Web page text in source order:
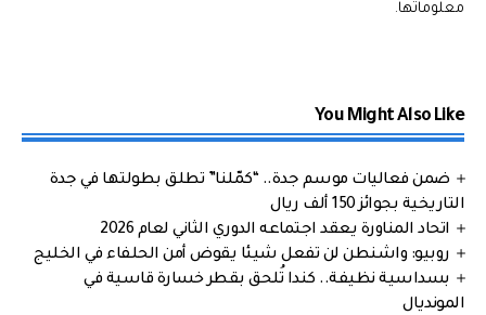
معلوماتها.
You Might Also Like
ضمن فعاليات موسم جدة.. “كمّلنا” تطلق بطولتها في جدة
التاريخية بجوائز 150 ألف ريال
اتحاد المناورة يعقد اجتماعه الدوري الثاني لعام 2026
روبيو: واشنطن لن تفعل شيئا يقوض أمن الحلفاء في الخليج
بسداسية نظيفة.. كندا تُلحق بقطر خسارة قاسية في
المونديال